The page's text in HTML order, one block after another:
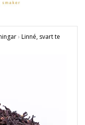
› Linné, svart te